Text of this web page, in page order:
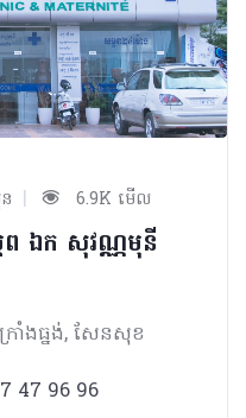
| 6.9K មើល
ព ឯក សុវណ្ណមុនី
ក្រាំងធ្នង់, សែនសុខ
47 96 96